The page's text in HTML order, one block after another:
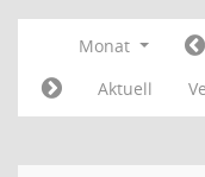
Monat
Aktuell